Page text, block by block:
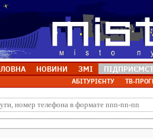
НОВИНИ ЗМІ
АБІТУРІЄНТУ ТВ-